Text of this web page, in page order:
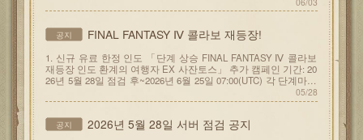
공지 FINAL FANTASY Ⅳ 콜라보 재등장!
1. 신규 유료 한정 인도 「단계 상승 FINAL FANTASY Ⅳ 콜라보
재등장 인도 환계의 여행자 EX 사잔토스」 추가 캠페인 기간: 20
26년 5월 28일 점검 후~2026년 6월 25일 07:00(UTC) 각 단계마다
05/28
공지 2026년 5월 28일 서버 점검 공지